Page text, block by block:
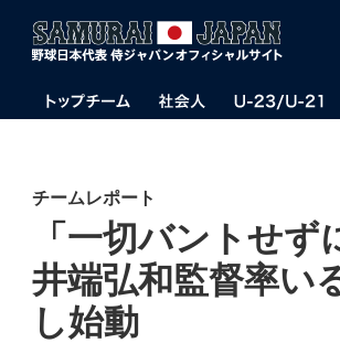
チームレポート
「一切バントせず
井端弘和監督率い
し始動